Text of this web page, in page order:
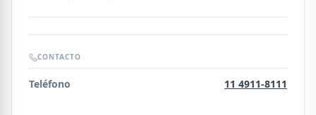
CONTACTO
Teléfono 11 4911-8111